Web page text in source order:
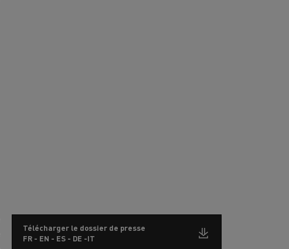
Télécharger le dossier de presse
FR - EN - ES - DE -IT